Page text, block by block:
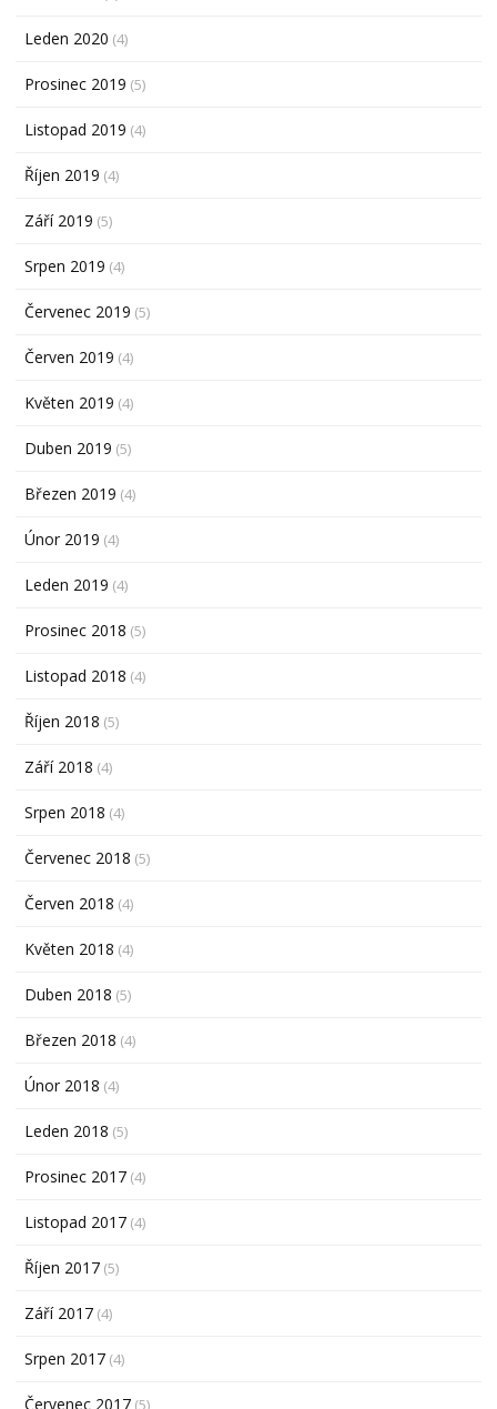
Leden 2020 (4)
Prosinec 2019 (5)
Listopad 2019 (4)
Říjen 2019 (4)
Září 2019 (5)
Srpen 2019 (4)
Červenec 2019 (5)
Červen 2019 (4)
Květen 2019 (4)
Duben 2019 (5)
Březen 2019 (4)
Únor 2019 (4)
Leden 2019 (4)
Prosinec 2018 (5)
Listopad 2018 (4)
Říjen 2018 (5)
Září 2018 (4)
Srpen 2018 (4)
Červenec 2018 (5)
Červen 2018 (4)
Květen 2018 (4)
Duben 2018 (5)
Březen 2018 (4)
Únor 2018 (4)
Leden 2018 (5)
Prosinec 2017 (4)
Listopad 2017 (4)
Říjen 2017 (5)
Září 2017 (4)
Srpen 2017 (4)
Červenec 2017 (5)